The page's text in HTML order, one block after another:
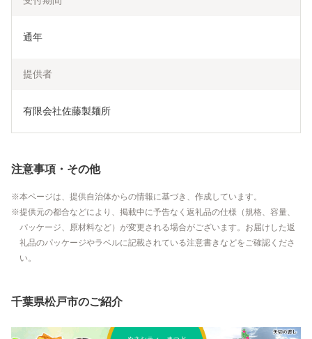
通年
提供者
有限会社佐藤製麺所
注意事項・その他
本ページは、提供自治体からの情報に基づき、作成しています。
提供元の都合などにより、掲載中に予告なく返礼品の仕様（規格、容量、
パッケージ、原材料など）が変更される場合がございます。お届けした返
礼品のパッケージやラベルに記載されている注意書きなどをご確認くださ
い。
千葉県松戸市のご紹介